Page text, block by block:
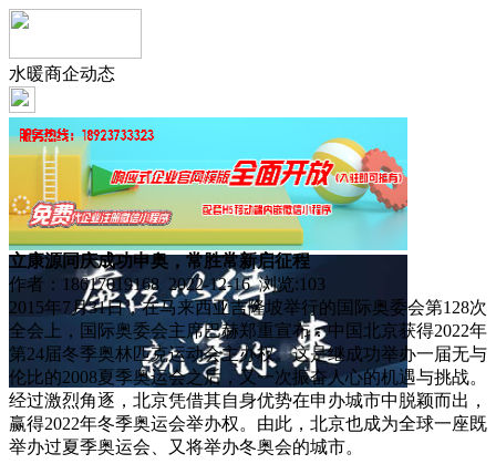
水暖商企动态
立康源同庆成功申奥，常胜常新启征程
作者：18617019168 2022-12-16 浏览:103
2015年7月31日，在马来西亚吉隆坡举行的国际奥委会第128次
全会上，国际奥委会主席巴赫郑重宣布：中国北京获得2022年
第24届冬季奥林匹克运动会主办权。这是继成功举办一届无与
伦比的2008夏季奥运会之后，又一次振奋人心的机遇与挑战。
经过激烈角逐，北京凭借其自身优势在申办城市中脱颖而出，
赢得2022年冬季奥运会举办权。由此，北京也成为全球一座既
举办过夏季奥运会、又将举办冬奥会的城市。